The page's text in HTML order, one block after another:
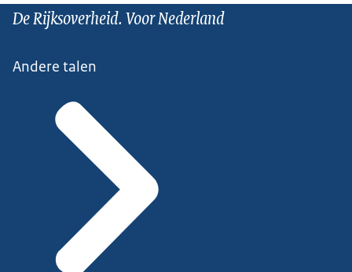
De Rijksoverheid. Voor Nederland
Andere talen